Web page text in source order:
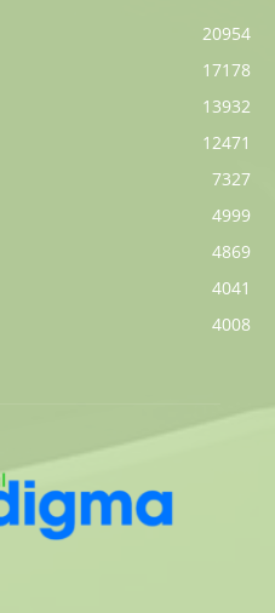
20954
17178
13932
12471
7327
4999
4869
4041
4008